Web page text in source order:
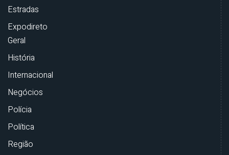
Estradas
Expodireto
Geral
História
Internacional
Negócios
Polícia
Política
Região